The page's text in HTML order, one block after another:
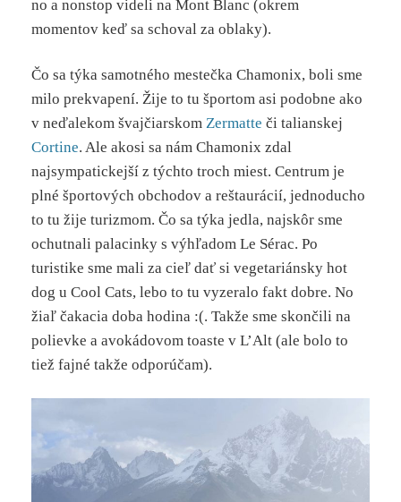
no a nonstop videli na Mont Blanc (okrem
momentov keď sa schoval za oblaky).
Čo sa týka samotného mestečka Chamonix, boli sme
milo prekvapení. Žije to tu športom asi podobne ako
v neďalekom švajčiarskomZermatte či talianskej
Cortine. Ale akosi sa nám Chamonix zdal
najsympatickejší z týchto troch miest. Centrum je
plné športových obchodov a reštaurácií, jednoducho
to tu žije turizmom. Čo sa týka jedla, najskôr sme
ochutnali palacinky s výhľadom Le Sérac. Po
turistike sme mali za cieľ dať si vegetariánsky hot
dog u Cool Cats, lebo to tu vyzeralo fakt dobre. No
žiaľ čakacia doba hodina :(. Takže sme skončili na
polievke a avokádovom toaste v L’Alt (ale bolo to
tiež fajné takže odporúčam).